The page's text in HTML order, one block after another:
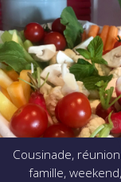
Cousinade,
famille, weekend,